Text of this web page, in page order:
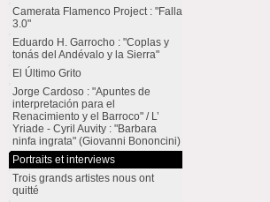
Camerata Flamenco Project : "Falla
3.0"
Eduardo H. Garrocho : "Coplas y
tonás del Andévalo y la Sierra"
El Último Grito
Jorge Cardoso : "Apuntes de
interpretación para el
Renacimiento y el Barroco" / L’
Yriade - Cyril Auvity : "Barbara
ninfa ingrata" (Giovanni Bononcini)
Portraits et interviews
Trois grands artistes nous ont
quitté